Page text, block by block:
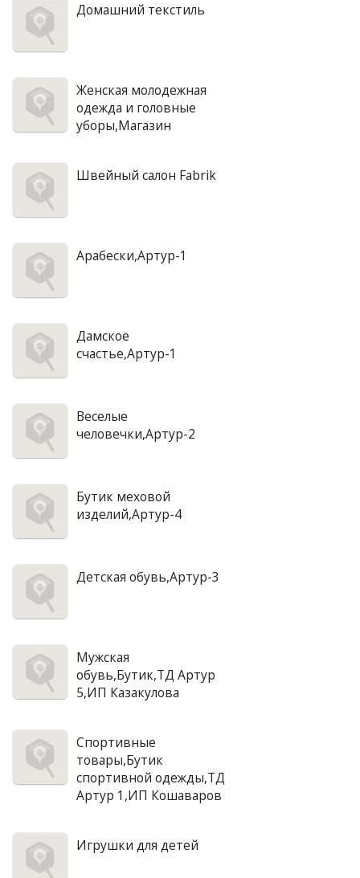
Домашний текстиль
Женская молодежная
одежда и головные
уборы,Магазин
Швейный салон Fabrik
Арабески,Артур-1
Дамское
счастье,Артур-1
Веселые
человечки,Артур-2
Бутик меховой
изделий,Артур-4
Детская обувь,Артур-3
Мужская
обувь,Бутик,ТД Артур
5,ИП Казакулова
Спортивные
товары,Бутик
спортивной одежды,ТД
Артур 1,ИП Кошаваров
Игрушки для детей